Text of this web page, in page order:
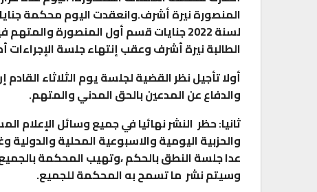
لسنة 2022 جنايات قسم أول المنصورة
الطالبة نيرة أشرف وعقب إنتهاء جلسة الإجراءات
والدفاع عن المدعين بالحق المدني والمتهم.
ثانيا: حظر النشر نهائيا في جميع وسائل
والحزبية اليومية والاسبوعية المحلية
عدا جلسة النطق بالحكم ،وتهيب المحكمة بالجميع
وسيتم نشر ما تسمح به المحكمة للجميع.
تقارير
هدي يسى” متحدث رئيسى فى ندوة المجلس
للثقافة…
AKHERALANBAAEG أسبوع واحد منذ